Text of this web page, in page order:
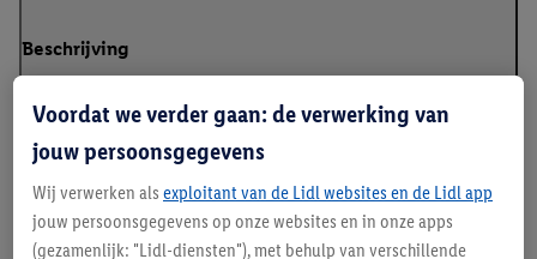
Beschrijving
Voordat we verder gaan: de verwerking van
jouw persoonsgegevens
Wij verwerken als exploitant van de Lidl websites en de Lidl app
jouw persoonsgegevens op onze websites en in onze apps
(gezamenlijk: "Lidl-diensten"), met behulp van verschillende